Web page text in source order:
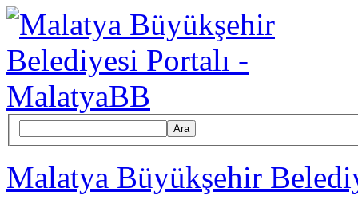
Ara
Malatya Büyükşehir